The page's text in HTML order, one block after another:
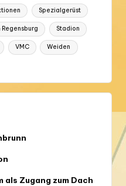
Spezialgerüst
Regensburg Stadion
VMC Weiden
Zugang zum Dach